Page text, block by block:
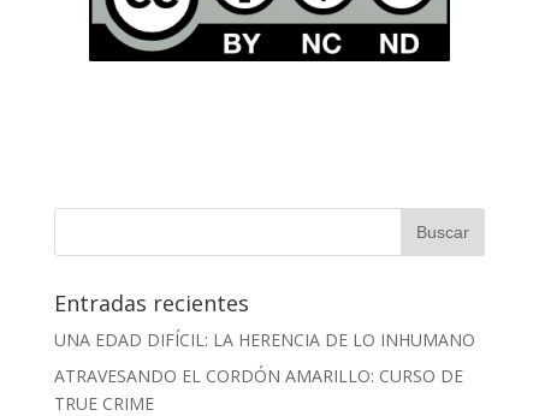
Entradas recientes
UNA EDAD DIFÍCIL: LA HERENCIA DE LO INHUMANO
ATRAVESANDO EL CORDÓN AMARILLO: CURSO DE
TRUE CRIME